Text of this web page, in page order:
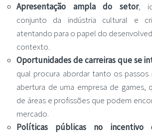
Apresentação ampla do setor,
conjunto da indústria cultural e
atentando para o papel do
contexto.
Oportunidades de carreiras que se
qual procura abordar tanto os passos
abertura de uma empresa de games,
de áreas e profissões que podem
mercado.
Políticas públicas no incentivo